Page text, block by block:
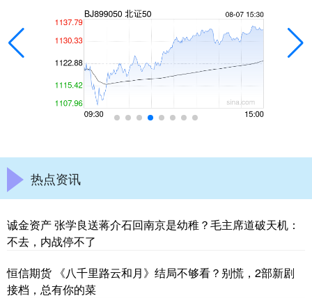
热点资讯
诚金资产 张学良送蒋介石回南京是幼稚？毛主席道破天机：
不去，内战停不了
恒信期货 《八千里路云和月》结局不够看？别慌，2部新剧
接档，总有你的菜